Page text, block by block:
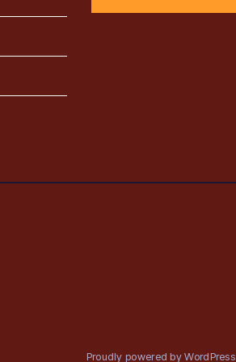
Proudly powered by WordPress